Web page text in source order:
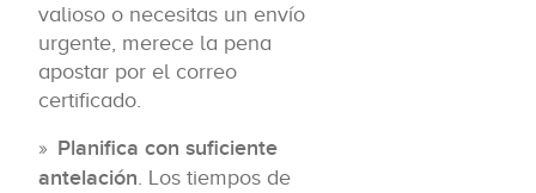
valioso o necesitas un envío
urgente, merece la pena
apostar por el correo
certificado.
Planifica con suficiente
antelación. Los tiempos de